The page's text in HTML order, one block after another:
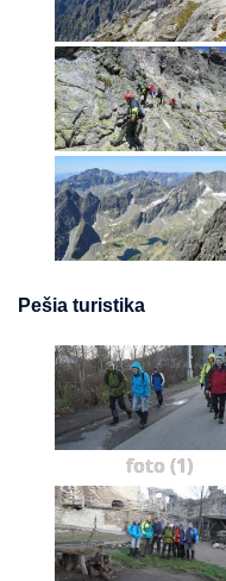
Pešia turistika
foto (1)